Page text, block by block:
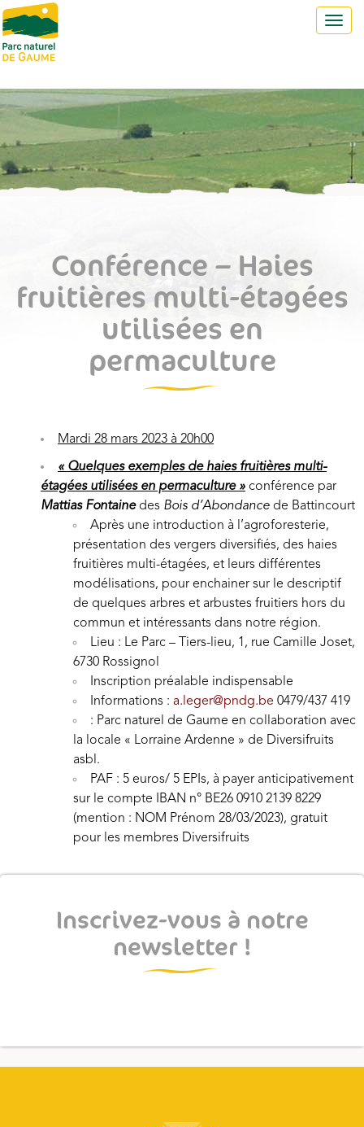
Conférence – Haies
fruitières multi-étagées
utilisées en
permaculture
Mardi 28 mars 2023 à 20h00
« Quelques exemples de haies fruitières multi-
étagées utilisées en permaculture » conférence par
Mattias Fontainedes Bois d’Abondance de Battincourt
Après une introduction à l’agroforesterie,
présentation des vergers diversifiés, des haies
fruitières multi-étagées, et leurs différentes
modélisations, pour enchainer sur le descriptif
de quelques arbres et arbustes fruitiers hors du
commun et intéressants dans notre région.
Lieu : Le Parc – Tiers-lieu, 1, rue Camille Joset,
6730 Rossignol
Inscription préalable indispensable
Informations : a.leger@pndg.be 0479/437 419
: Parc naturel de Gaume en collaboration avec
la locale « Lorraine Ardenne » de Diversifruits
asbl.
PAF : 5 euros/ 5 EPIs, à payer anticipativement
sur le compte IBAN n° BE26 0910 2139 8229
(mention : NOM Prénom 28/03/2023), gratuit
pour les membres Diversifruits
Inscrivez-vous à notre
newsletter !